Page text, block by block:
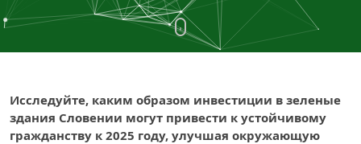
Исследуйте, каким образом инвестиции в зеленые
здания Словении могут привести к устойчивому
гражданству к 2025 году, улучшая окружающую